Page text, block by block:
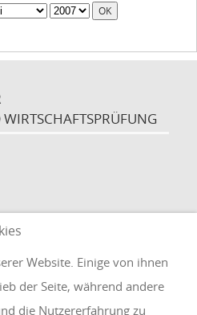
Website. Einige von ihnen
der Seite, während andere
die Nutzererfahrung zu